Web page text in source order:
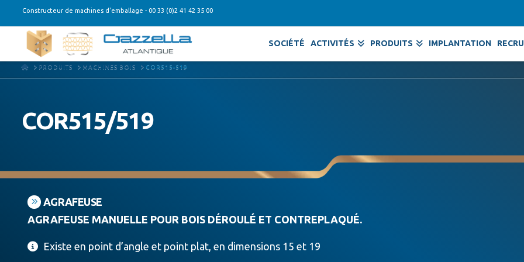
Constructeur de machines d'emballage - 00 33 (0)2 41 42 35 00
SOCIÉTÉ ACTIVITÉS PRODUITS IMPLANTATION
HOMEPRODUITS MACHINES BOIS COR515-519
COR515/519
AGRAFEUSE
AGRAFEUSE MANUELLE POUR BOIS DÉROULÉ ET CONTREPLAQUÉ.
Existe en point d’angle et point plat, en dimensions 15 et 19